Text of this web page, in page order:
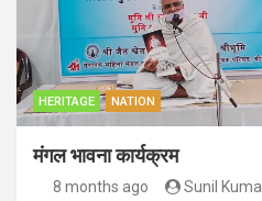
HERITAGE NATION
मंगल भावना कार्यक्रम
8 months ago Sunil